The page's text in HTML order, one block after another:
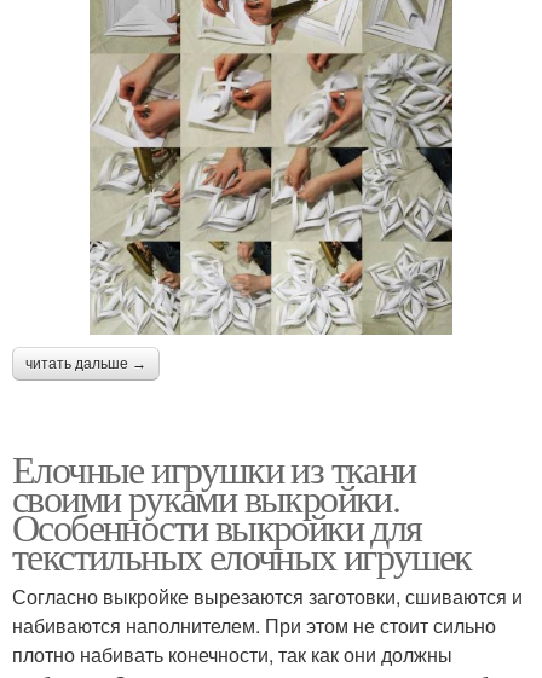
читать дальше →
Елочные игрушки из ткани
своими руками выкройки.
Особенности выкройки для
текстильных елочных игрушек
Согласно выкройке вырезаются заготовки, сшиваются и
набиваются наполнителем. При этом не стоит сильно
плотно набивать конечности, так как они должны